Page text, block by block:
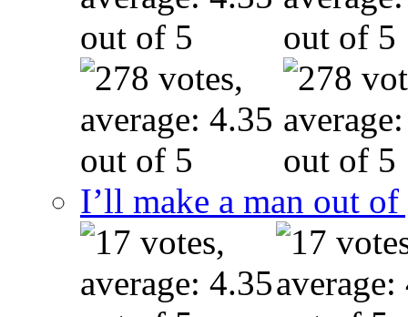
I’ll make a man out